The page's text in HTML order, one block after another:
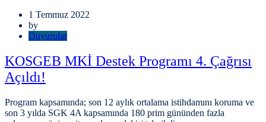
1 Temmuz 2022
by
Duyurular
KOSGEB MKİ Destek Programı 4. Çağrısı
Açıldı!
Program kapsamında; son 12 aylık ortalama istihdamını koruma ve
son 3 yılda SGK 4A kapsamında 180 prim gününden fazla